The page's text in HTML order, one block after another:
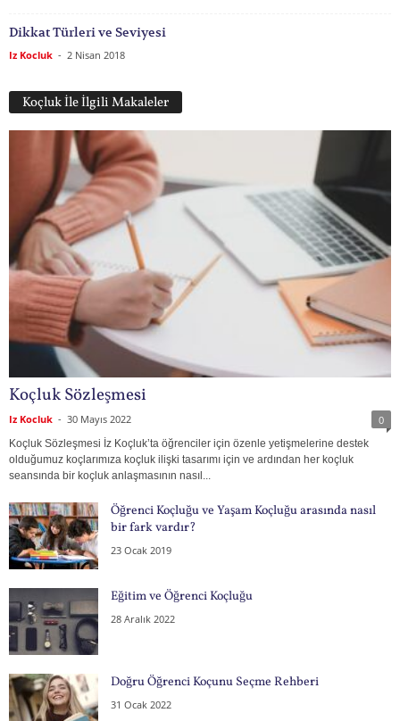
Dikkat Türleri ve Seviyesi
Iz Kocluk - 2 Nisan 2018
Koçluk İle İlgili Makaleler
Koçluk Sözleşmesi
Iz Kocluk - 30 Mayıs 2022 0
Koçluk Sözleşmesi İz Koçluk’ta öğrenciler için özenle yetişmelerine destek
olduğumuz koçlarımıza koçluk ilişki tasarımı için ve ardından her koçluk
seansında bir koçluk anlaşmasının nasıl...
Öğrenci Koçluğu ve Yaşam Koçluğu arasında nasıl
bir fark vardır?
23 Ocak 2019
Eğitim ve Öğrenci Koçluğu
28 Aralık 2022
Doğru Öğrenci Koçunu Seçme Rehberi
31 Ocak 2022